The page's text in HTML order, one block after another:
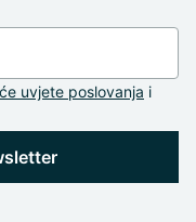
uvjete poslovanja i